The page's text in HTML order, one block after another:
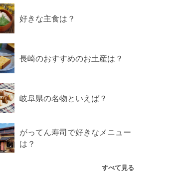
好きな主食は？
長崎のおすすめのお土産は？
岐阜県の名物といえば？
がってん寿司で好きなメニュー
は？
すべて見る